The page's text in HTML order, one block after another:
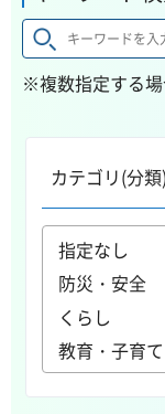
※複数指定する
カテゴリ(分類)